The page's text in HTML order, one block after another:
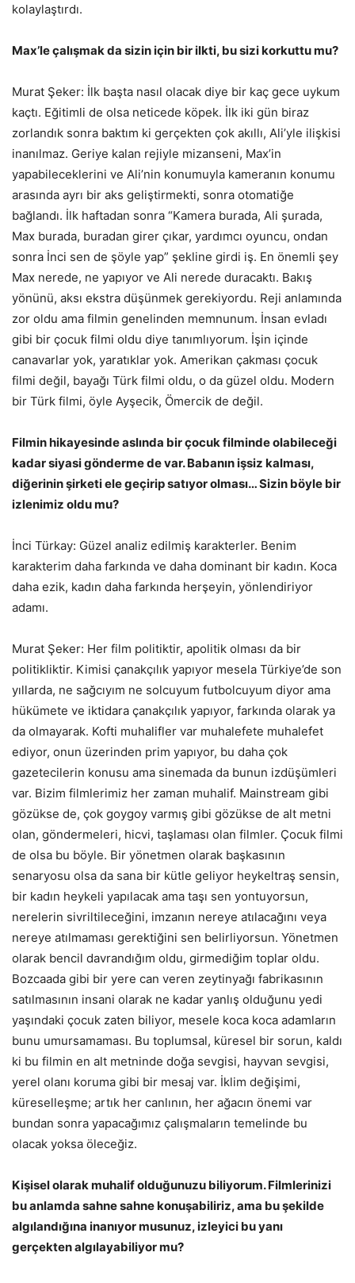
kolaylaştırdı.
Max’le çalışmak da sizin için bir ilkti, bu sizi korkuttu mu?
Murat Şeker: İlk başta nasıl olacak diye bir kaç gece uykum
kaçtı. Eğitimli de olsa neticede köpek. İlk iki gün biraz
zorlandık sonra baktım ki gerçekten çok akıllı, Ali’yle ilişkisi
inanılmaz. Geriye kalan rejiyle mizanseni, Max’in
yapabileceklerini ve Ali’nin konumuyla kameranın konumu
arasında ayrı bir aks geliştirmekti, sonra otomatiğe
bağlandı. İlk haftadan sonra “Kamera burada, Ali şurada,
Max burada, buradan girer çıkar, yardımcı oyuncu, ondan
sonra İnci sen de şöyle yap” şekline girdi iş. En önemli şey
Max nerede, ne yapıyor ve Ali nerede duracaktı. Bakış
yönünü, aksı ekstra düşünmek gerekiyordu. Reji anlamında
zor oldu ama filmin genelinden memnunum. İnsan evladı
gibi bir çocuk filmi oldu diye tanımlıyorum. İşin içinde
canavarlar yok, yaratıklar yok. Amerikan çakması çocuk
filmi değil, bayağı Türk filmi oldu, o da güzel oldu. Modern
bir Türk filmi, öyle Ayşecik, Ömercik de değil.
Filmin hikayesinde aslında bir çocuk filminde olabileceği
kadar siyasi gönderme de var. Babanın işsiz kalması,
diğerinin şirketi ele geçirip satıyor olması… Sizin böyle bir
izlenimiz oldu mu?
İnci Türkay: Güzel analiz edilmiş karakterler. Benim
karakterim daha farkında ve daha dominant bir kadın. Koca
daha ezik, kadın daha farkında herşeyin, yönlendiriyor
adamı.
Murat Şeker: Her film politiktir, apolitik olması da bir
politikliktir. Kimisi çanakçılık yapıyor mesela Türkiye’de son
yıllarda, ne sağcıyım ne solcuyum futbolcuyum diyor ama
hükümete ve iktidara çanakçılık yapıyor, farkında olarak ya
da olmayarak. Kofti muhalifler var muhalefete muhalefet
ediyor, onun üzerinden prim yapıyor, bu daha çok
gazetecilerin konusu ama sinemada da bunun izdüşümleri
var. Bizim filmlerimiz her zaman muhalif. Mainstream gibi
gözükse de, çok goygoy varmış gibi gözükse de alt metni
olan, göndermeleri, hicvi, taşlaması olan filmler. Çocuk filmi
de olsa bu böyle. Bir yönetmen olarak başkasının
senaryosu olsa da sana bir kütle geliyor heykeltraş sensin,
bir kadın heykeli yapılacak ama taşı sen yontuyorsun,
nerelerin sivriltileceğini, imzanın nereye atılacağını veya
nereye atılmaması gerektiğini sen belirliyorsun. Yönetmen
olarak bencil davrandığım oldu, girmediğim toplar oldu.
Bozcaada gibi bir yere can veren zeytinyağı fabrikasının
satılmasının insani olarak ne kadar yanlış olduğunu yedi
yaşındaki çocuk zaten biliyor, mesele koca koca adamların
bunu umursamaması. Bu toplumsal, küresel bir sorun, kaldı
ki bu filmin en alt metninde doğa sevgisi, hayvan sevgisi,
yerel olanı koruma gibi bir mesaj var. İklim değişimi,
küreselleşme; artık her canlının, her ağacın önemi var
bundan sonra yapacağımız çalışmaların temelinde bu
olacak yoksa öleceğiz.
Kişisel olarak muhalif olduğunuzu biliyorum. Filmlerinizi
bu anlamda sahne sahne konuşabiliriz, ama bu şekilde
algılandığına inanıyor musunuz, izleyici bu yanı
gerçekten algılayabiliyor mu?